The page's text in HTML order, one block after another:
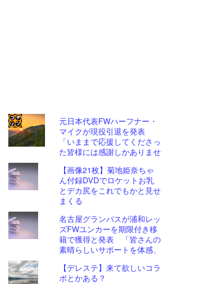
元日本代表FWハーフナー・
マイクが現役引退を発表
「いままで応援してくださっ
た皆様には感謝しかありませ
【画像21枚】菊地姫奈ちゃ
ん付録DVDでロケットお乳
とデカ尻をこれでもかと見せ
まくる
名古屋グランパスが浦和レッ
ズFWユンカーを期限付き移
籍で獲得と発表 「皆さんの
素晴らしいサポートを体感、
ん」
【デレステ】来て欲しいコラ
ボとかある？
コテ
リン
- 固
定リ
ンク
更新
ツー